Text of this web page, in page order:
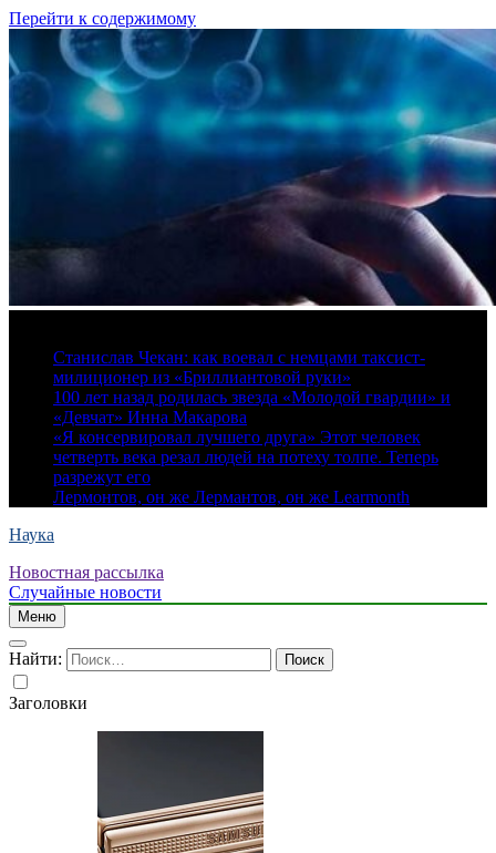
Перейти к содержимому
Станислав Чекан: как воевал с немцами таксист-
милиционер из «Бриллиантовой руки»
100 лет назад родилась звезда «Молодой гвардии» и
«Девчат» Инна Макарова
«Я консервировал лучшего друга» Этот человек
четверть века резал людей на потеху толпе. Теперь
разрежут его
Лермонтов, он же Лермантов, он же Learmonth
Наука
Новостная рассылка
Случайные новости
Меню
Найти:
Заголовки